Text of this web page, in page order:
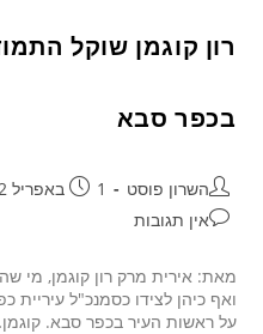
רון קוגמן שוקל
בכפר סבא
השרון פוסט 1 באפריל 2022
אין תגובות
מאת: אירית מרק רון קוגמן, מי
ואף כיהן לצידו כסמנכ"ל עיריית
על ראשות העיר בכפר סבא.